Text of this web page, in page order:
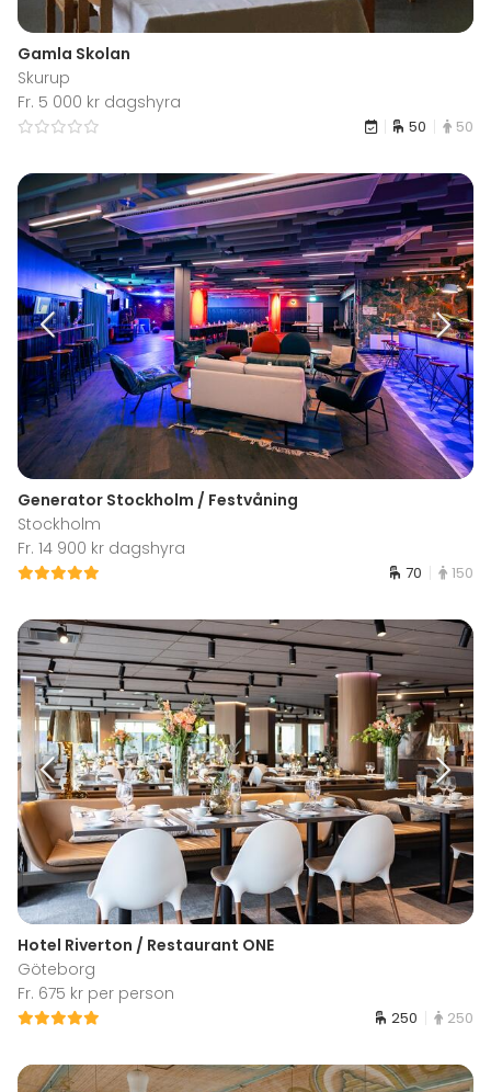
Gamla Skolan
Skurup
Fr. 5 000 kr dagshyra
50 50
Generator Stockholm / Festvåning
Stockholm
Fr. 14 900 kr dagshyra
70 150
Hotel Riverton / Restaurant ONE
Göteborg
Fr. 675 kr per person
250 250